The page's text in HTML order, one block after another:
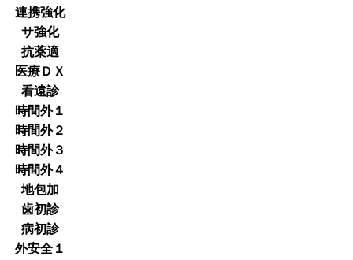
連携強化
サ強化
抗薬適
医療ＤＸ
看遠診
時間外１
時間外２
時間外３
時間外４
地包加
歯初診
病初診
外安全１